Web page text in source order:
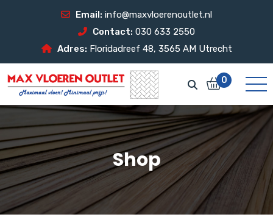
Email: info@maxvloerenoutlet.nl
Contact: 030 633 2550
Adres: Floridadreef 48, 3565 AM Utrecht
0
Shop